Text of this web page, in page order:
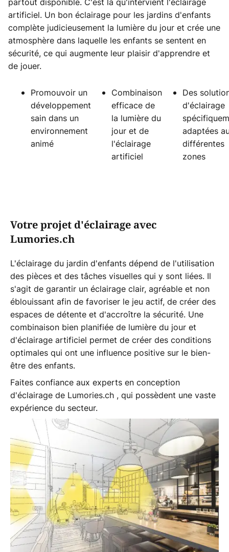
artificiel. Un bon éclairage pour les jardins d'enfants
complète judicieusement la lumière du jour et crée une
atmosphère dans laquelle les enfants se sentent en
sécurité, ce qui augmente leur plaisir d'apprendre et
de jouer.
Promouvoir un
développement
sain dans un
environnement
animé
Combinaison
efficace de
la lumière du
jour et de
l'éclairage
artificiel
Des
d'éclairage
adaptées
différentes
zones
Votre projet d'éclairage avec
Lumories.ch
L'éclairage du jardin d'enfants dépend de l'utilisation
des pièces et des tâches visuelles qui y sont liées. Il
s'agit de garantir un éclairage clair, agréable et non
éblouissant afin de favoriser le jeu actif, de créer des
espaces de détente et d'accroître la sécurité. Une
combinaison bien planifiée de lumière du jour et
d'éclairage artificiel permet de créer des conditions
optimales qui ont une influence positive sur le bien-
être des enfants.
Faites confiance aux experts en conception
d'éclairage de Lumories.ch , qui possèdent une vaste
expérience du secteur.